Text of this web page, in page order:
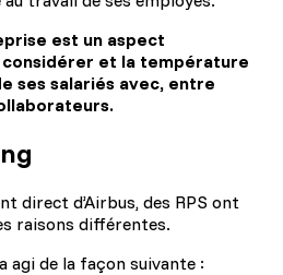
est un aspect
et la température
ses salariés avec, entre
direct d’Airbus, des RPS ont
raisons différentes.
agi de la façon suivante :